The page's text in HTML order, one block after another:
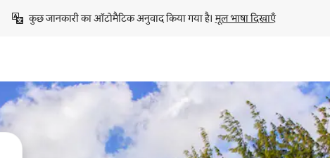
कुछ जानकारी का ऑटोमैटिक अनुवाद किया गया है। मूल भाषा दिखाएँ